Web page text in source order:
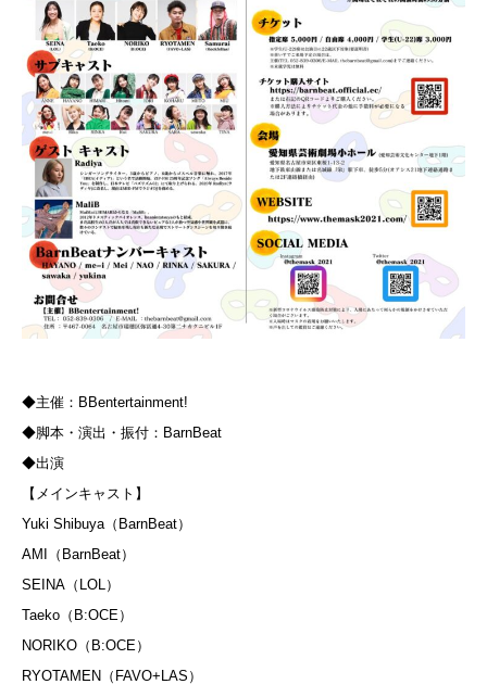
◆主催：BBentertainment!
◆脚本・演出・振付：BarnBeat
◆出演
【メインキャスト】
Yuki Shibuya（BarnBeat）
AMI（BarnBeat）
SEINA（LOL）
Taeko（B:OCE）
NORIKO（B:OCE）
RYOTAMEN（FAVO+LAS）